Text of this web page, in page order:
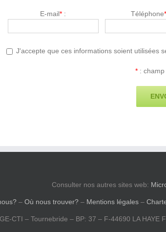
E-mail* : Téléphone*
J'accepte que ces informations soient utilisées
*: champ
Consulter nos autres sites web:
– Où nous trouver? – Mentions légales –
CTI – Tournebride – BP: 37 – F-44690 LA HAYE